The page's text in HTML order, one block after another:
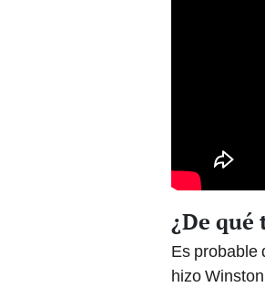
¿De
Es probable
hizo